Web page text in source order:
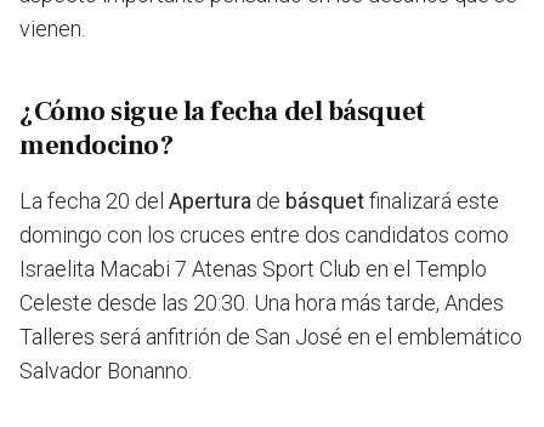
vienen.
¿Cómo sigue la fecha del básquet
mendocino?
La fecha 20 del Apertura de básquetfinalizará este
domingo con los cruces entre dos candidatos como
Israelita Macabi 7 Atenas Sport Club en el Templo
Celeste desde las 20:30. Una hora más tarde, Andes
Talleres será anfitrión de San José en el emblemático
Salvador Bonanno.